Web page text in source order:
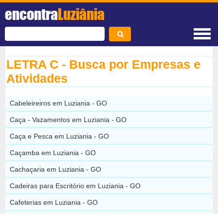
encontraLuziânia
LETRA C - Busca por Empresas e
Atividades
Cabeleireiros em Luziania - GO
Caça - Vazamentos em Luziania - GO
Caça e Pesca em Luziania - GO
Caçamba em Luziania - GO
Cachaçaria em Luziania - GO
Cadeiras para Escritório em Luziania - GO
Cafeterias em Luziania - GO